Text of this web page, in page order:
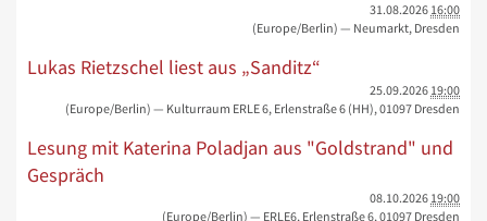
31.08.2026 16:00
(Europe/Berlin) — Neumarkt, Dresden
Lukas Rietzschel liest aus „Sanditz“
25.09.2026 19:00
(Europe/Berlin) — Kulturraum ERLE 6, Erlenstraße 6 (HH), 01097 Dresden
Lesung mit Katerina Poladjan aus "Goldstrand" und
Gespräch
08.10.2026 19:00
(Europe/Berlin) — ERLE6, Erlenstraße 6, 01097 Dresden